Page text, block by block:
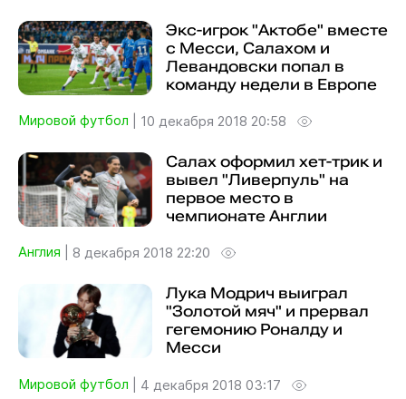
Экс-игрок "Актобе" вместе
с Месси, Салахом и
Левандовски попал в
команду недели в Европе
Мировой футбол 10 декабря 2018 20:58
Салах оформил хет-трик и
вывел "Ливерпуль" на
первое место в
чемпионате Англии
Англия 8 декабря 2018 22:20
Лука Модрич выиграл
"Золотой мяч" и прервал
гегемонию Роналду и
Месси
Мировой футбол 4 декабря 2018 03:17